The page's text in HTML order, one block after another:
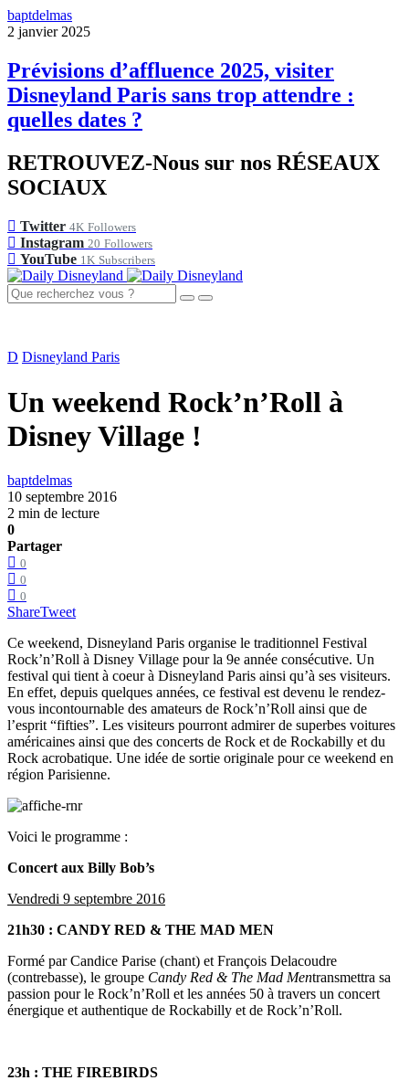
baptdelmas
2 janvier 2025
Prévisions d’affluence 2025, visiter
Disneyland Paris sans trop attendre :
quelles dates ?
RETROUVEZ-Nous sur nos RÉSEAUX
SOCIAUX
Twitter 4K Followers
Instagram 20 Followers
YouTube 1K Subscribers
D Disneyland Paris
Un weekend Rock’n’Roll à
Disney Village !
baptdelmas
10 septembre 2016
2 min de lecture
0
Partager
0
0
0
ShareTweet
Ce weekend, Disneyland Paris organise le traditionnel Festival
Rock’n’Roll à Disney Village pour la 9e année consécutive. Un
festival qui tient à coeur à Disneyland Paris ainsi qu’à ses visiteurs.
En effet, depuis quelques années, ce festival est devenu le rendez-
vous incontournable des amateurs de Rock’n’Roll ainsi que de
l’esprit “fifties”. Les visiteurs pourront admirer de superbes voitures
américaines ainsi que des concerts de Rock et de Rockabilly et du
Rock acrobatique. Une idée de sortie originale pour ce weekend en
région Parisienne.
Voici le programme :
Concert aux Billy Bob’s
Vendredi 9 septembre 2016
21h30 : CANDY RED & THE MAD MEN
Formé par Candice Parise (chant) et François Delacoudre
(contrebasse), le groupe Candy Red & The Mad Mentransmettra sa
passion pour le Rock’n’Roll et les années 50 à travers un concert
énergique et authentique de Rockabilly et de Rock’n’Roll.
23h : THE FIREBIRDS